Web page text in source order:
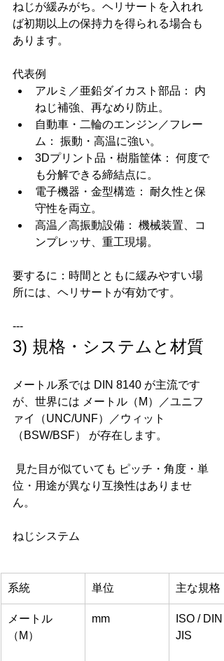
ねじが緩みがち。ヘリサートを入れれ
ば初期以上の保持力を得られる場合も
あります。
代表例
アルミ／亜鉛ダイカスト部品： 内
ねじ補強、再なめり防止。
自動車・二輪のエンジン／フレー
ム： 振動・高温に強い。
3Dプリント品・樹脂筐体： 何度で
も分解できる締結点に。
電子機器・金型構造： 耐久性と保
守性を両立。
高温／高振動設備： 機械装置、コ
ンプレッサ、重工現場。
要するに：時間とともに緩みやすい場
所には、ヘリサートが有効です。
---
3) 規格・システムと材質
メートル系では DIN 8140 が主流です
が、世界には メートル（M）／ユニフ
ァイ（UNC/UNF）／ウィット
（BSW/BSF） が存在します。
位・用途が異なり互換性はありませ
ん。
ねじシステム
系統 単位 主な規格
メートル
（M）
mm
ISO / DIN
JIS